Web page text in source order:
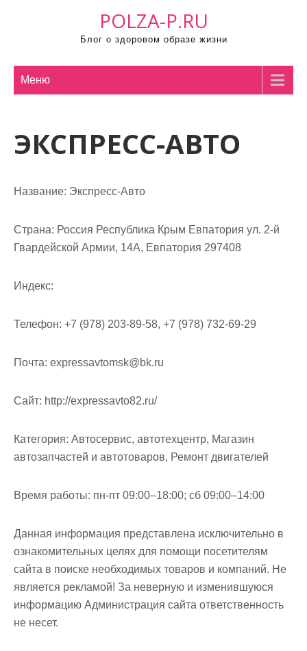
POLZA-P.RU
Блог о здоровом образе жизни
Меню
ЭКСПРЕСС-АВТО
Название: Экспресс-Авто
Страна: Россия Республика Крым Евпатория ул. 2-й
Гвардейской Армии, 14А, Евпатория 297408
Индекс:
Телефон: +7 (978) 203-89-58, +7 (978) 732-69-29
Почта: expressavtomsk@bk.ru
Cайт: http://expressavto82.ru/
Категория: Автосервис, автотехцентр, Магазин
автозапчастей и автотоваров, Ремонт двигателей
Время работы: пн-пт 09:00–18:00; сб 09:00–14:00
Данная информация представлена исключительно в
ознакомительных целях для помощи посетителям
сайта в поиске необходимых товаров и компаний. Не
является рекламой! За неверную и изменившуюся
информацию Администрация сайта ответственность
не несет.